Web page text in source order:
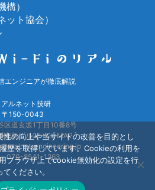
）
ト協会）
エンジニアが徹底解説
アルネット技研
〒150-0043
区道玄坂1丁目10番8号
東急ビル2F−C [MAP]
engineering.jp
070-8541-1263
の向上や当サイトの改善を目的とし
歴を取得しています。Cookieの利用を
ブラウザ上でcookie無効化の設定を行
てください。